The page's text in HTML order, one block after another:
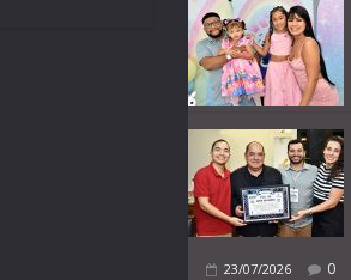
23/07/2026 0